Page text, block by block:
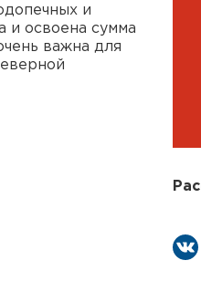
и
освоена сумма
важна для